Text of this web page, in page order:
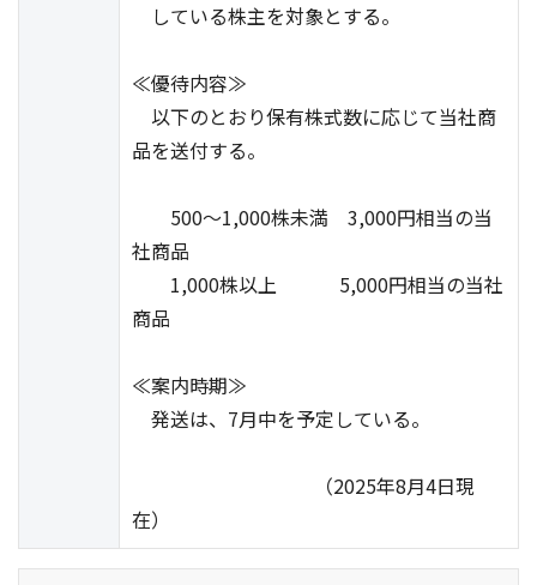
している株主を対象とする。
≪優待内容≫
以下のとおり保有株式数に応じて当社商
品を送付する。
500～1,000株未満 3,000円相当の当
社商品
1,000株以上 5,000円相当の当社
商品
≪案内時期≫
発送は、7月中を予定している。
（2025年8月4日現
在）